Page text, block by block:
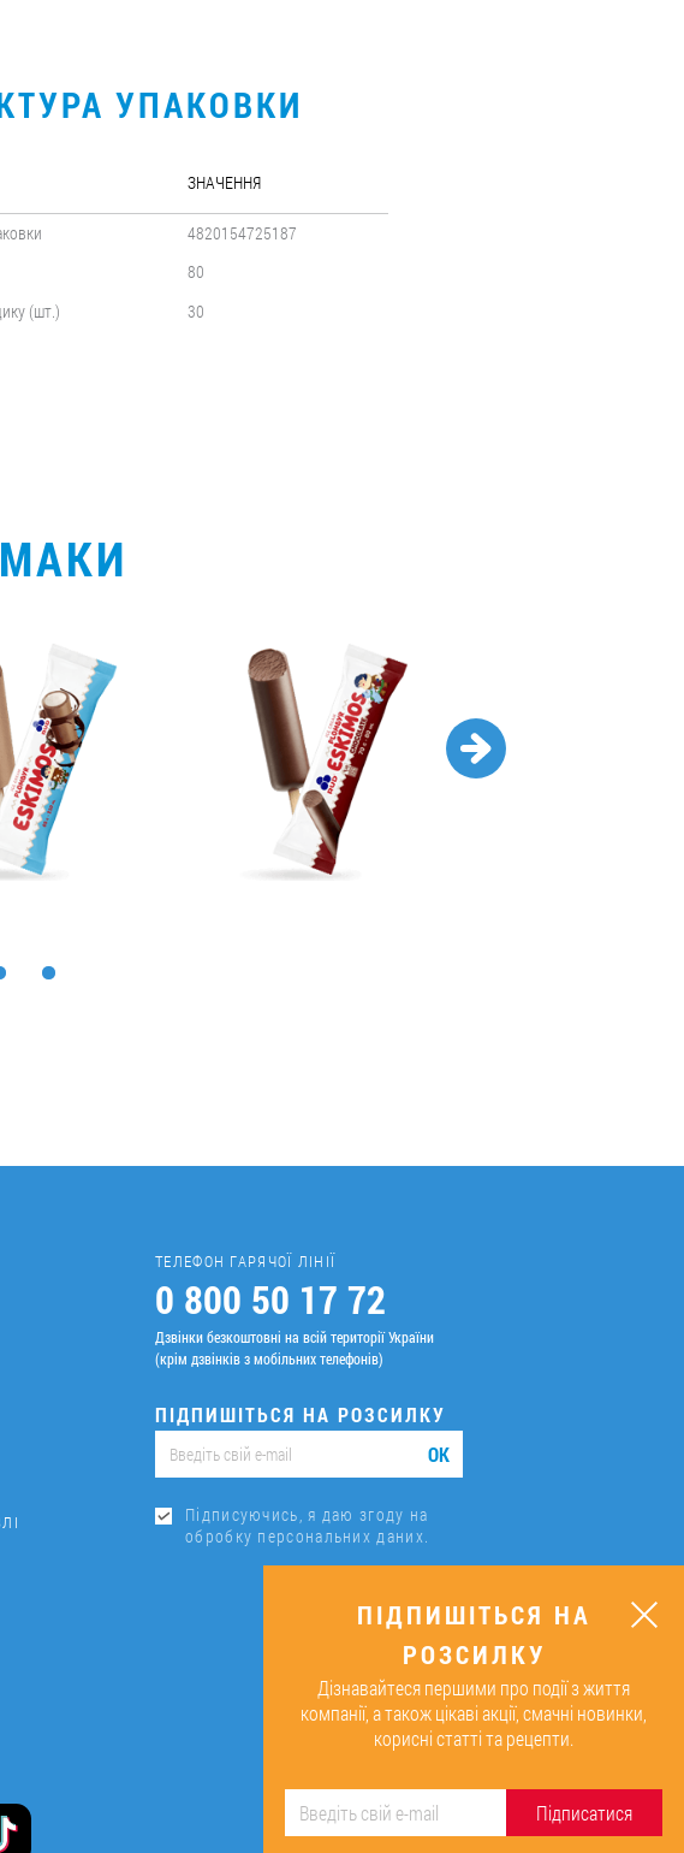
УПАКОВКИ
ЗНАЧЕННЯ
4820154725187
80
(шт.)
30
ТЕЛЕФОН ГАРЯЧОЇ ЛІНІЇ
0 800 50 17 72
Дзвінки безкоштовні на всій території України
(крім дзвінків з мобільних телефонів)
ПІДПИШІТЬСЯ НА РОЗСИЛКУ
ОК
Підписуючись, я даю згоду на
обробку персональних даних.
ПІДПИШІТЬСЯ НА
РОЗСИЛКУ
Дізнавайтеся першими про події з життя
компанії, а також цікаві акції, смачні новинки,
корисні статті та рецепти.
Підписатися